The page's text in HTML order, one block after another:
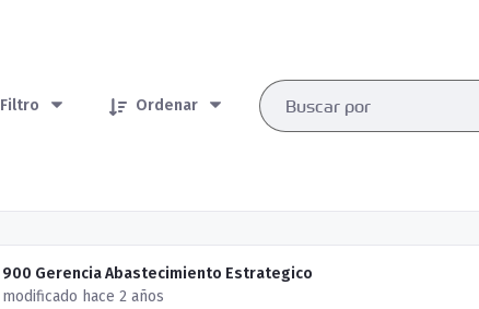
Filtro
Ordenar
900 Gerencia Abastecimiento Estrategico
modificado hace 2 años